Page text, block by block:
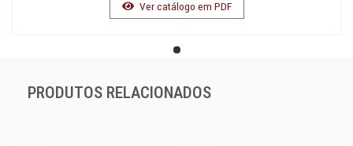
Ver catálogo em PDF
PRODUTOS RELACIONADOS